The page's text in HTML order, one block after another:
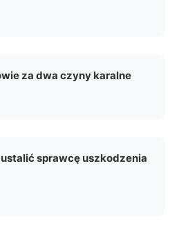
za dwa czyny karalne
sprawcę uszkodzenia